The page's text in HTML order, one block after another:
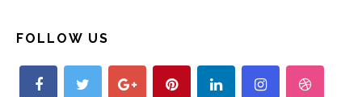
FOLLOW US